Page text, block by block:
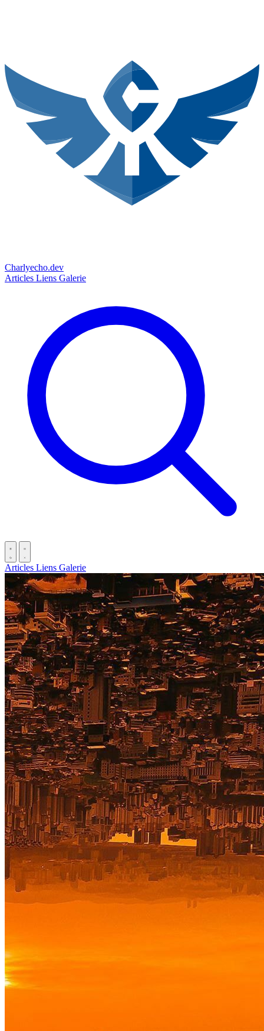
Charlyecho.dev
Articles Liens Galerie
Articles Liens Galerie